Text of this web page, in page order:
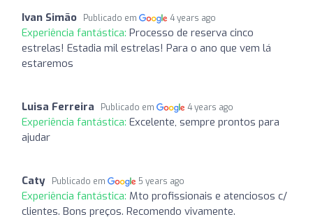
Ivan Simão Publicado em 4 years ago
Experiência fantástica: Processo de reserva cinco
estrelas! Estadia mil estrelas! Para o ano que vem lá
estaremos
Luisa Ferreira Publicado em 4 years ago
Experiência fantástica: Excelente, sempre prontos para
ajudar
Caty Publicado em 5 years ago
Experiência fantástica: Mto profissionais e atenciosos c/
clientes. Bons preços. Recomendo vivamente.